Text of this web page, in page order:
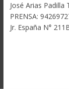
José Arias Padilla
PRENSA:
Jr. España N°